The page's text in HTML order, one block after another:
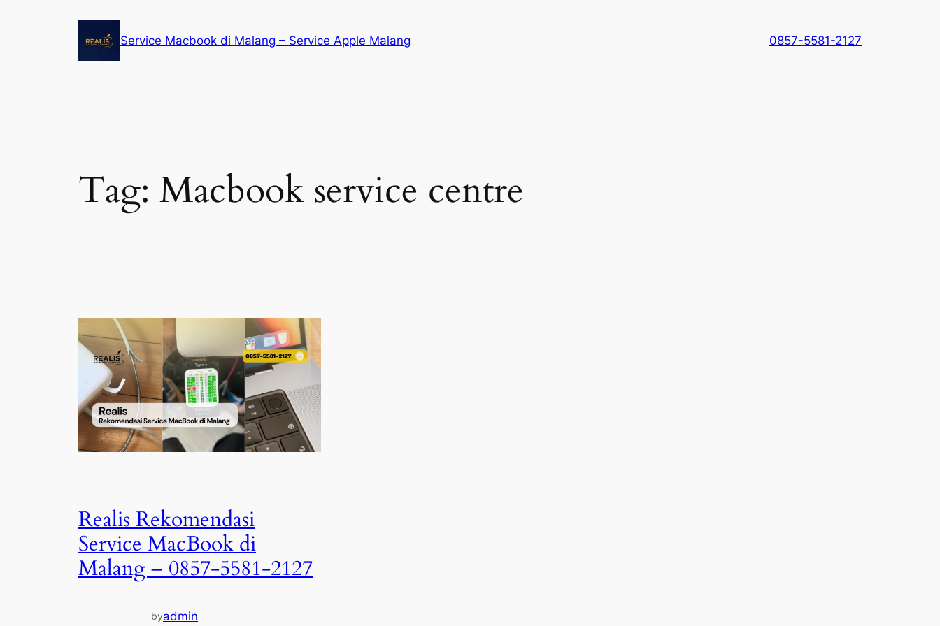
Service Macbook di Malang – Service Apple Malang 0857-5581-2127
Tag: Macbook service centre
Realis Rekomendasi
Service MacBook di
Malang – 0857-5581-2127
byadmin